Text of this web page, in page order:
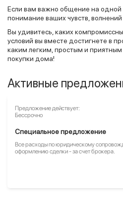
Если вам важно общение на
понимание ваших чувств, волнений
Вы удивитесь, каких
условий вы вместе достигнете в
каким легким, простым и
покупки дома!
Активные
Предложение действует:
Бессрочно
Специальное предложение
Все расходы по юридическому
оформлению сделки - за счет брокера.